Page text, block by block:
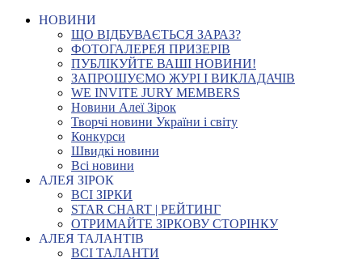
НОВИНИ
ЩО ВІДБУВАЄТЬСЯ ЗАРАЗ?
ФОТОГАЛЕРЕЯ ПРИЗЕРІВ
ПУБЛІКУЙТЕ ВАШІ НОВИНИ!
ЗАПРОШУЄМО ЖУРІ І ВИКЛАДАЧІВ
WE INVITE JURY MEMBERS
Новини Алеї Зірок
Творчі новини України і світу
Конкурси
Швидкі новини
Всі новини
АЛЕЯ ЗІРОК
ВСІ ЗІРКИ
STAR CHART | РЕЙТИНГ
ОТРИМАЙТЕ ЗІРКОВУ СТОРІНКУ
АЛЕЯ ТАЛАНТІВ
ВСІ ТАЛАНТИ